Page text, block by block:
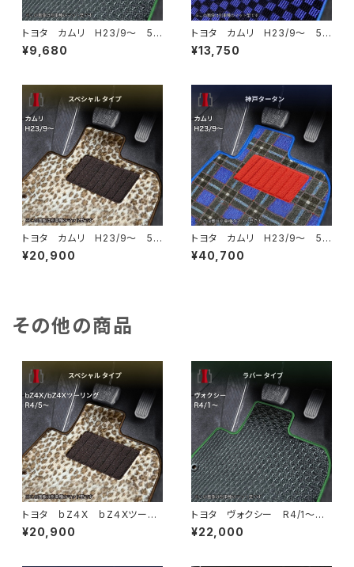
トヨタ カムリ H23/9〜 5
0/70系 フロアマット一式 カ
ーマット 防水 ラバータイプ
¥9,680
トヨタ カムリ H23/9〜 5
0/70系 フロアマット一式 カ
ーマット スタンダードタイプ
¥13,750
トヨタ カムリ H23/9〜 5
0/70系 フロアマット一式 カ
ーマット スペシャルタイプ
¥20,900
トヨタ カムリ H23/9〜 5
0/70系 フロアマット一式 カ
ーマット 神戸タータン 特別
¥40,700
その他の商品
トヨタ ｂZ４X ｂZ４Xツーリ
ング R4/5~ XEAM10・XEA
M11・XEAM12・XEAM15・XEA
¥20,900
トヨタ ヴォクシー R4/1〜
90系 ラゲッジ・ステップマット
付 フロアマット一式 カーマッ
¥22,000